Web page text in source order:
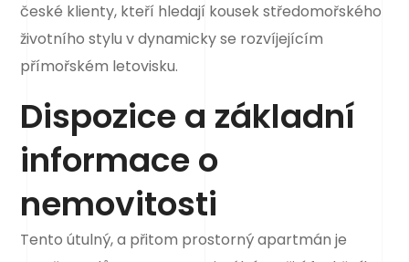
české klienty, kteří hledají kousek středomořského
životního stylu v dynamicky se rozvíjejícím
přímořském letovisku.
Dispozice a základní
informace o
nemovitosti
Tento útulný, a přitom prostorný apartmán je